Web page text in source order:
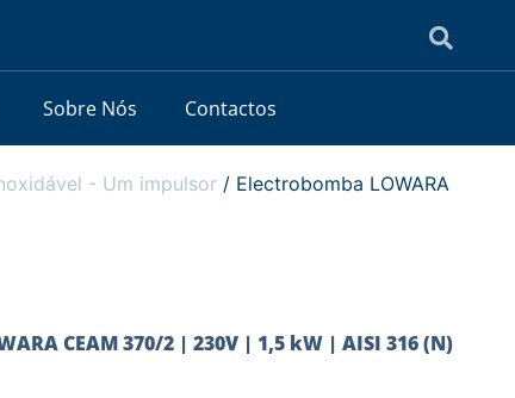
Sobre Nós Contactos
- Um impulsor / Electrobomba LOWARA
CEAM 370/2 | 230V | 1,5 kW | AISI 316 (N)